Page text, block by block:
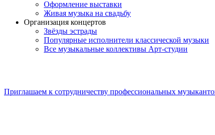
Оформление выставки
Живая музыка на свадьбу
Организация концертов
Звёзды эстрады
Популярные исполнители классической музыки
Все музыкальные коллективы Арт-студии
Приглашаем к сотрудничеству профессиональных